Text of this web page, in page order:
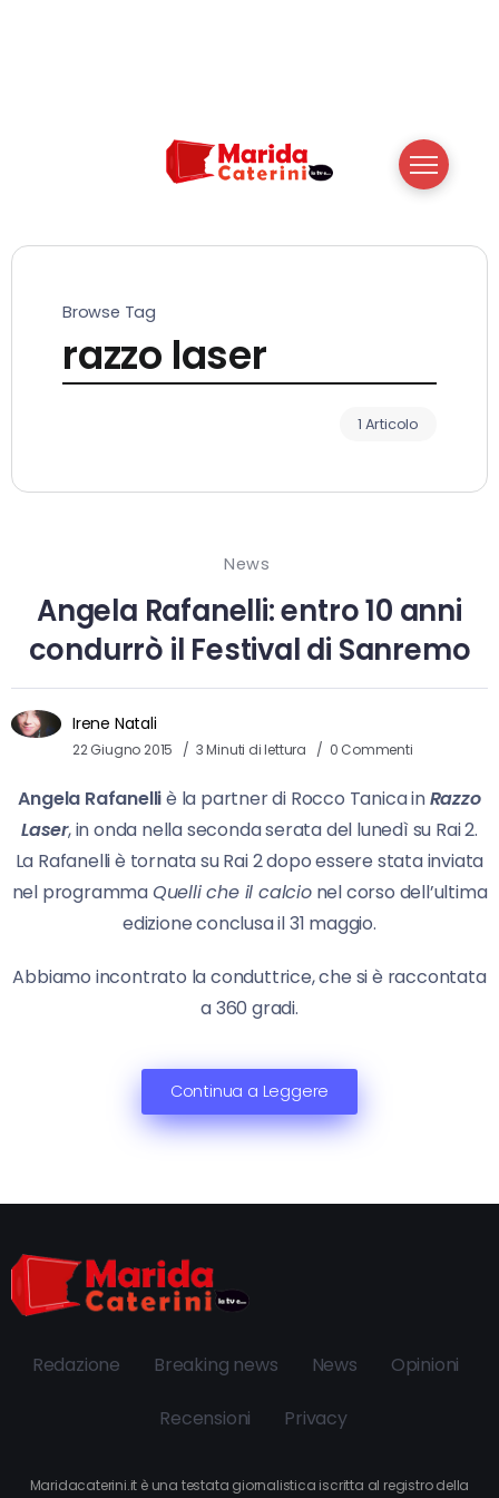
Browse Tag
razzo laser
1 Articolo
News
Angela Rafanelli: entro 10 anni
condurrò il Festival di Sanremo
Irene Natali
22 Giugno 2015 3 Minuti di lettura 0 Commenti
Angela Rafanelliè la partner di Rocco Tanica inRazzo
Laser, in onda nella seconda serata del lunedì su Rai 2.
La Rafanelli è tornata su Rai 2 dopo essere stata inviata
nel programmaQuelli che il calcionel corso dell’ultima
edizione conclusa il 31 maggio.
Abbiamo incontrato la conduttrice, che si è raccontata
a 360 gradi.
Continua a Leggere
Redazione Breaking news News Opinioni
Recensioni Privacy
Maridacaterini.it è una testata giornalistica iscritta al registro della